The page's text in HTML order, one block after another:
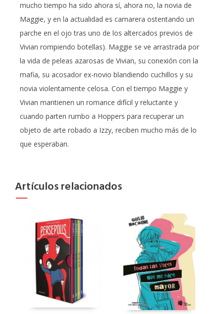
mucho tiempo ha sido ahora sí, ahora no, la novia de
Maggie, y en la actualidad es camarera ostentando un
parche en el ojo tras uno de los altercados previos de
Vivian rompiendo botellas). Maggie se ve arrastrada por
la vida de peleas azarosas de Vivian, su conexión con la
mafia, su acosador ex-novio blandiendo cuchillos y su
novia violentamente celosa. Con el tiempo Maggie y
Vivian mantienen un romance difícil y reluctante y
cuando parten rumbo a Hoppers para recuperar un
objeto de arte robado a Izzy, reciben mucho más de lo
que esperaban.
Artículos relacionados